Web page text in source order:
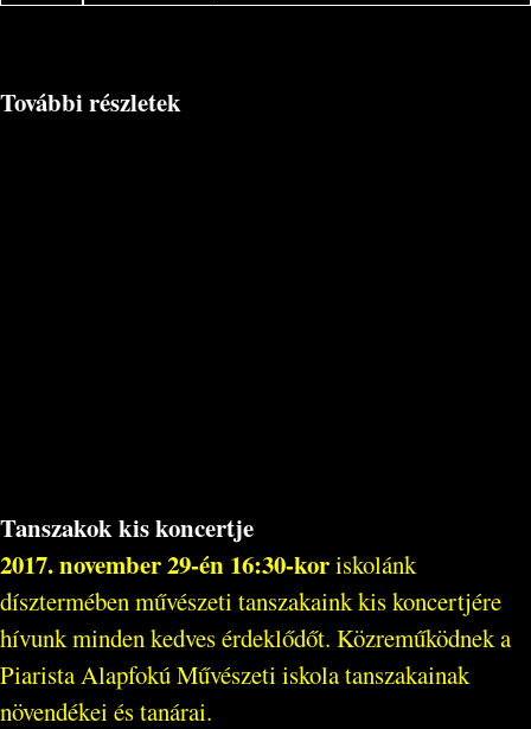
További részletek
Tanszakok kis koncertje
2017. november 29-én 16:30-koriskolánk
dísztermében művészeti tanszakaink kis koncertjére
hívunk minden kedves érdeklődőt. Közreműködnek a
Piarista Alapfokú Művészeti iskola tanszakainak
növendékei és tanárai.